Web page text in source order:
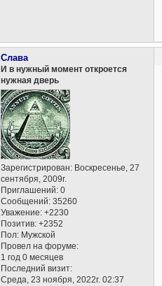
Слава
И в нужный момент откроется
нужная дверь
Зарегистрирован: Воскресенье, 27
сентября, 2009г.
Приглашений: 0
Сообщений: 35260
Уважение: +2230
Позитив: +2352
Пол: Мужской
Провел на форуме:
1 год 0 месяцев
Последний визит:
Среда, 23 ноября, 2022г. 02:37